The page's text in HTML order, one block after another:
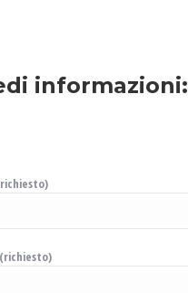
informazioni: